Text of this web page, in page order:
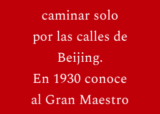
caminar solo
por las calles de
Beijing.
En 1930 conoce
al Gran Maestro